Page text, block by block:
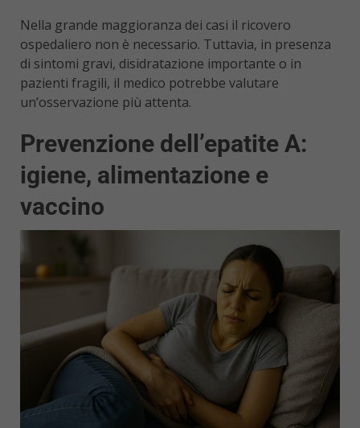
Nella grande maggioranza dei casi il ricovero
ospedaliero non è necessario. Tuttavia, in presenza
di sintomi gravi, disidratazione importante o in
pazienti fragili, il medico potrebbe valutare
un’osservazione più attenta.
Prevenzione dell’epatite A:
igiene, alimentazione e
vaccino